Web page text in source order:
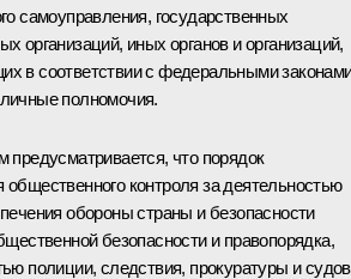
самоуправления, государственных
организаций, иных органов и организаций,
в соответствии с федеральными
полномочия.
предусматривается, что порядок
контроля за деятельностью
обороны страны и безопасности
безопасности и правопорядка,
полиции, следствия, прокуратуры и